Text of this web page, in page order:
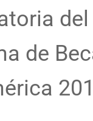
del
de